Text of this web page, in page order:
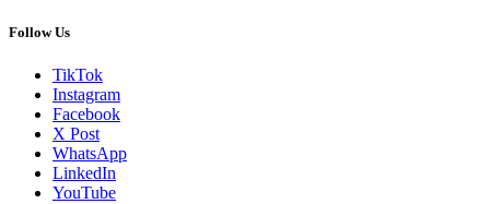
Follow Us
TikTok
Instagram
Facebook
X Post
WhatsApp
LinkedIn
YouTube